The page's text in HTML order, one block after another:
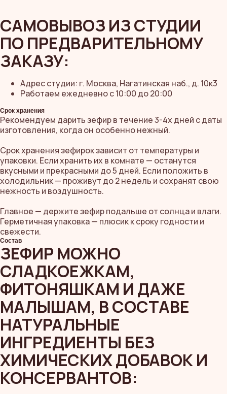
САМОВЫВОЗ ИЗ СТУДИИ
ПО ПРЕДВАРИТЕЛЬНОМУ
ЗАКАЗУ:
Адрес студии: г. Москва, Нагатинская наб., д. 10к3
Работаем ежедневно с 10:00 до 20:00
Срок хранения
Рекомендуем дарить зефир в течение 3-4х дней с даты
изготовления, когда он особенно нежный.
Срок хранения зефирок зависит от температуры и
упаковки. Если хранить их в комнате — останутся
вкусными и прекрасными до 5 дней. Если положить в
холодильник — проживут до 2 недель и сохранят свою
нежность и воздушность.
Главное — держите зефир подальше от солнца и влаги.
Герметичная упаковка — плюсик к сроку годности и
свежести.
Состав
ЗЕФИР МОЖНО
СЛАДКОЕЖКАМ,
ФИТОНЯШКАМ И ДАЖЕ
МАЛЫШАМ, В СОСТАВЕ
НАТУРАЛЬНЫЕ
ИНГРЕДИЕНТЫ БЕЗ
ХИМИЧЕСКИХ ДОБАВОК И
КОНСЕРВАНТОВ:
ЧИТАЙТЕ
ОТЗЫВЫ,
КАК НЕОБЫЧНЫЙ
ПОДАРОК
ПОПАДАЕТ
В САМОЕ
СЕРДЕЧКО